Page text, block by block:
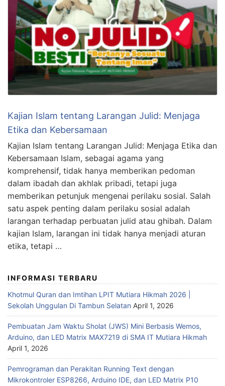
Kajian Islam tentang Larangan Julid: Menjaga
Etika dan Kebersamaan
Kajian Islam tentang Larangan Julid: Menjaga Etika dan
Kebersamaan Islam, sebagai agama yang
komprehensif, tidak hanya memberikan pedoman
dalam ibadah dan akhlak pribadi, tetapi juga
memberikan petunjuk mengenai perilaku sosial. Salah
satu aspek penting dalam perilaku sosial adalah
larangan terhadap perbuatan julid atau ghibah. Dalam
kajian Islam, larangan ini tidak hanya menjadi aturan
etika, tetapi …
INFORMASI TERBARU
Khotmul Quran dan Imtihan LPIT Mutiara Hikmah 2026 |
Sekolah Unggulan Di Tambun Selatan April 1, 2026
Pembuatan Jam Waktu Sholat (JWS) Mini Berbasis Wemos,
Arduino, dan LED Matrix MAX7219 di SMA IT Mutiara Hikmah
April 1, 2026
Pemrograman dan Perakitan Running Text dengan
Mikrokontroler ESP8266, Arduino IDE, dan LED Matrix P10